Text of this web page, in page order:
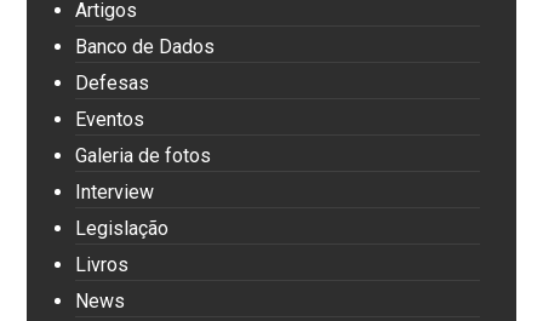
Artigos
Banco de Dados
Defesas
Eventos
Galeria de fotos
Interview
Legislação
Livros
News